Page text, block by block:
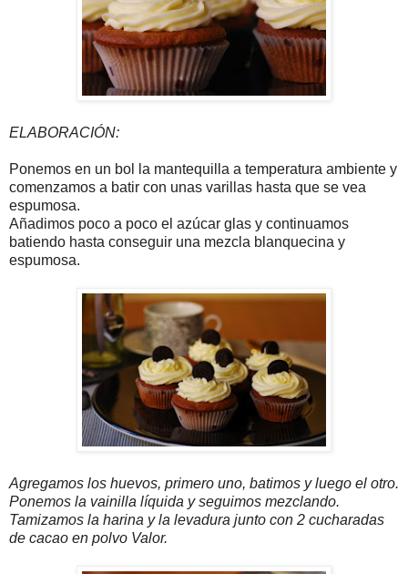
ELABORACIÓN:
Ponemos en un bol la mantequilla a temperatura ambiente y
comenzamos a batir con unas varillas hasta que se vea
espumosa.
Añadimos poco a poco el azúcar glas y continuamos
batiendo hasta conseguir una mezcla blanquecina y
espumosa.
Agregamos los huevos, primero uno, batimos y luego el otro.
Ponemos la vainilla líquida y seguimos mezclando.
Tamizamos la harina y la levadura junto con 2 cucharadas
de cacao en polvo Valor.